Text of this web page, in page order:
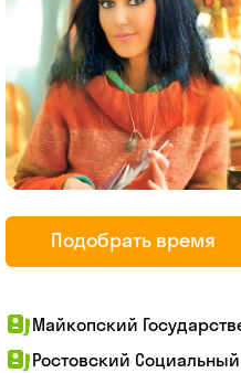
Подобрать время
Майкопский
Ростовский